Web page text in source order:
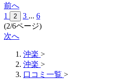
前へ
1
2 3 ... 6
(2/6ページ)
次へ
沖楽 >
沖楽 >
口コミ一覧 >